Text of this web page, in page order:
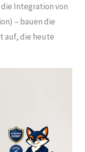
Integration von
– bauen die
auf, die heute